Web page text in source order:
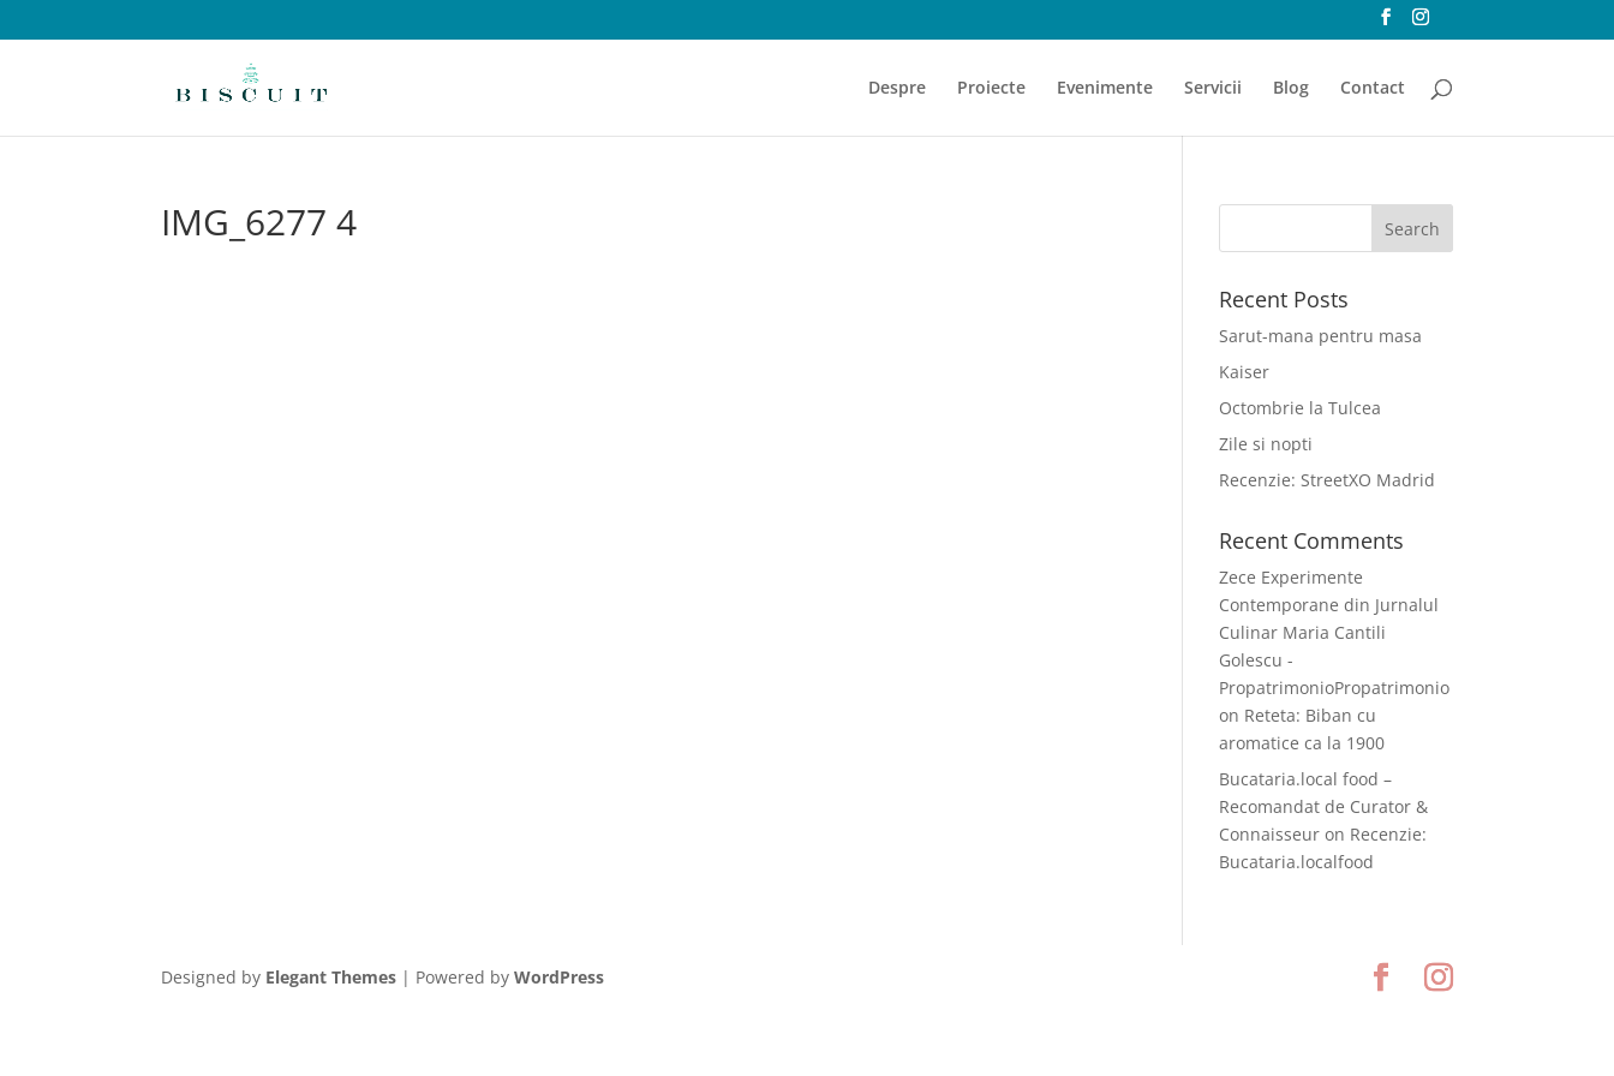
Despre Proiecte Evenimente Servicii Blog Contact
IMG_6277 4
Recent Posts
Sarut-mana pentru masa
Kaiser
Octombrie la Tulcea
Zile si nopti
Recenzie: StreetXO Madrid
Recent Comments
Zece Experimente
Contemporane din Jurnalul
Culinar Maria Cantili
Golescu -
PropatrimonioPropatrimonio
on Reteta: Biban cu
aromatice ca la 1900
Bucataria.local food –
Recomandat de Curator &
Connaisseur on Recenzie:
Bucataria.localfood
Designed by Elegant Themes | Powered byWordPress